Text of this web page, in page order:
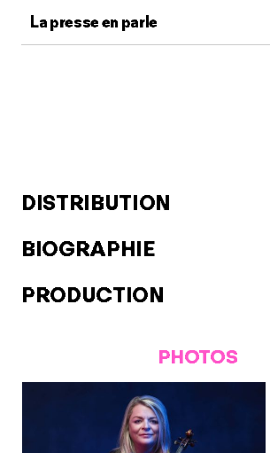
La presse en parle
DISTRIBUTION
BIOGRAPHIE
PRODUCTION
PHOTOS